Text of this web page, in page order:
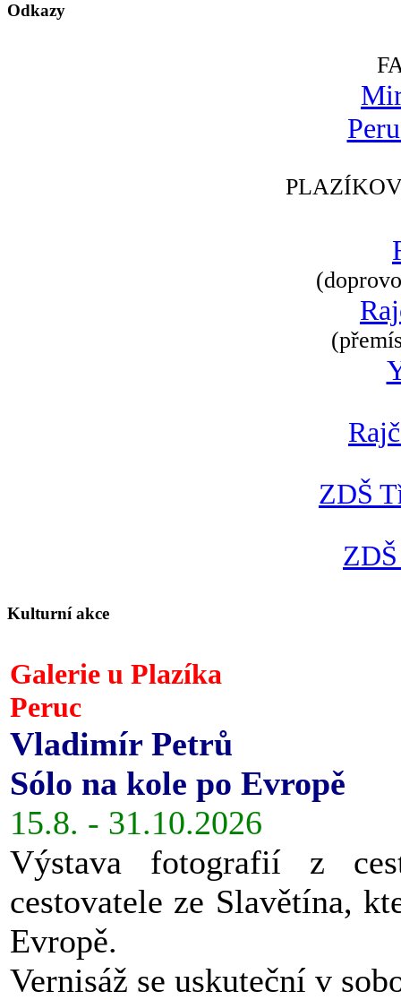
Odkazy
ZDŠ
Kulturní akce
Galerie u Plazíka
Peruc
Vladimír Petrů
Sólo na kole po Evropě
15.8. - 31.10.2026
Výstava fotografií z
cestovatele ze Slavětína,
Evropě.
Vernisáž se uskuteční v